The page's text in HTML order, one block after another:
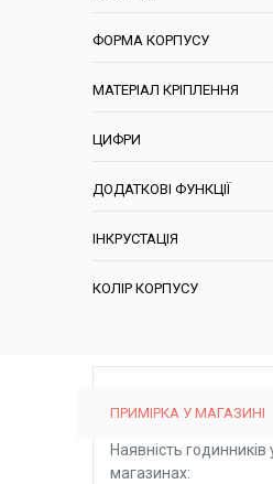
ФОРМА КОРПУСУ
МАТЕРІАЛ КРІПЛЕННЯ
ЦИФРИ
ДОДАТКОВІ ФУНКЦІЇ
ІНКРУСТАЦІЯ
КОЛІР КОРПУСУ
ПРИМІРКА У МАГАЗИНІ
Наявність
магазинах: